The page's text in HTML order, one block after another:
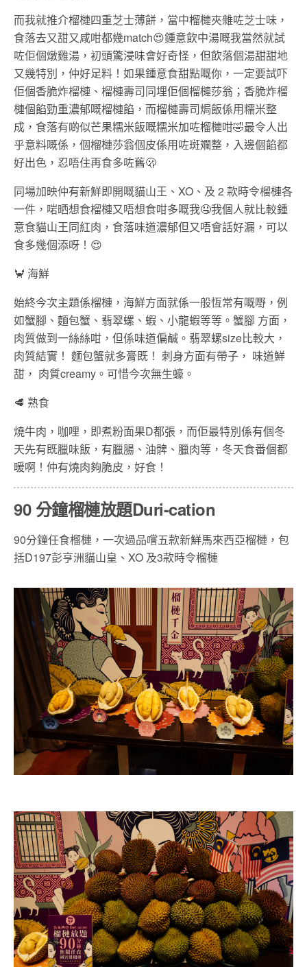
而我就推介榴槤四重芝士薄餅，當中榴槤夾雜咗芝士味，
食落去又甜又咸咁都幾match😍鍾意飲中湯嘅我當然就試
咗佢個燉雞湯，初頭驚浸味會好奇怪，但飲落個湯甜甜地
又幾特別，仲好足料！如果鍾意食甜點嘅你，一定要試吓
佢個香脆炸榴槤、榴槤壽司同埋佢個榴槤莎翁；香脆炸榴
槤個餡勁重濃郁嘅榴槤餡，而榴槤壽司焗飯係用糯米整
成，食落有啲似芒果糯米飯嘅糯米加咗榴槤咁🤣最令人出
乎意料嘅係，個榴槤莎翁個皮係用咗斑斕整，入邊個餡都
好出色，忍唔住再食多咗舊🫢
同場加映仲有新鮮即開嘅貓山王、XO、及 2 款時令榴槤各
一件，啱晒想食榴槤又唔想食咁多嘅我🤤我個人就比較鍾
意食貓山王同紅肉，食落味道濃郁但又唔會話好漏，可以
食多幾個添呀！😍
🦀 海鮮
始終今次主題係榴槤，海鮮方面就係一般恆常有嘅嘢，例
如蟹腳、麵包蟹、翡翠螺、蝦、小龍蝦等等。蟹腳 方面，
肉質做到一絲絲咁，但係味道偏鹹。翡翠螺size比較大，
肉質結實！ 麵包蟹就多膏既！ 刺身方面有帶子， 味道鮮
甜， 肉質creamy。可惜今次無生蠔。
🥩 熟食
燒牛肉，咖哩，即煮粉面果D都張，而佢最特別係有個冬
天先有既臘味飯，有臘腸、油髀、臘肉等，冬天食番個都
暖啊！仲有燒肉夠脆皮，好食！
90 分鐘榴槤放題Duri-cation
90分鐘任食榴槤，一次過品嚐五款新鮮馬來西亞榴槤，包
括D197彭亨洲貓山皇、XO 及3款時令榴槤